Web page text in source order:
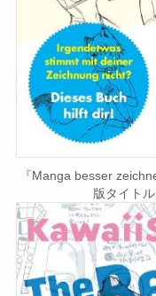
『Manga besser
版タイト